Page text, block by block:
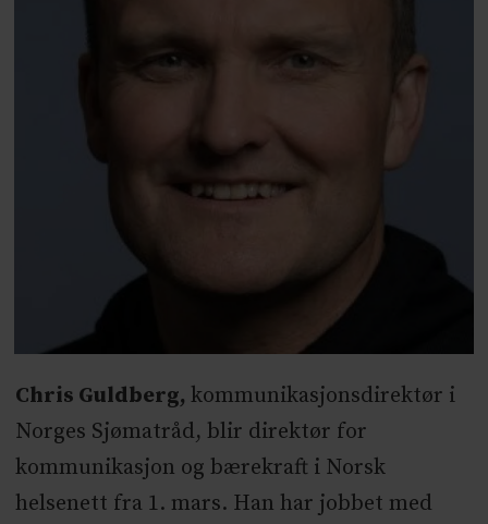
Chris Guldberg, kommunikasjonsdirektør i
Norges Sjømatråd, blir direktør for
kommunikasjon og bærekraft i Norsk
helsenett fra 1. mars. Han har jobbet med